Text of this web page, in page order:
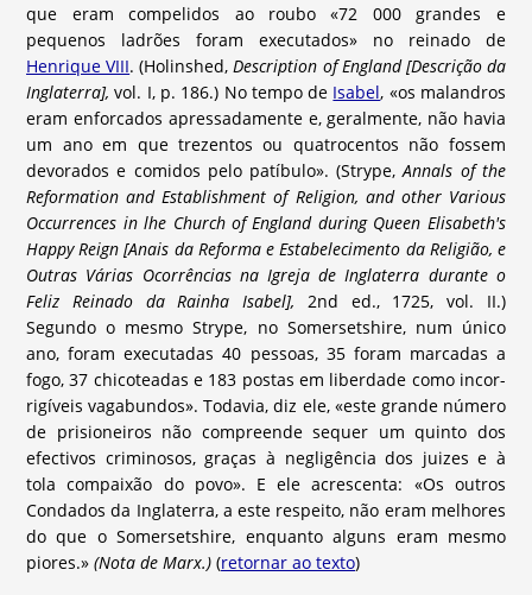
que eram compelidos ao roubo «72 000 grandes e
pequenos ladrões foram executados» no reinado de
Henrique VIII. (Holinshed,Description of England [Descrição da
Inglaterra],vol. I, p. 186.) No tempo de Isabel, «os malandros
eram enforcados apressadamente e, geralmente, não havia
um ano em que trezentos ou quatrocentos não fossem
devorados e comidos pelo patíbulo». (Strype,Annals of the
Reformation and Establishment of Religion, and other Various
Occurrences inlhe Church of England during Queen Elisabeth's
Happy Reign [Anais da Reforma e Estabelecimento da Religião, e
Outras Várias Ocorrências na Igreja de Inglaterra durante o
Feliz Reinado da Rainha Isabel], 2nd ed., 1725, vol. II.)
Segundo o mesmo Strype, no Somersetshire, num único
ano, foram executadas 40 pessoas, 35 foram marcadas a
fogo, 37 chicoteadas e 183 postas em liberdade como incor-
rigíveis vagabundos». Todavia, diz ele, «este grande número
de prisioneiros não compreende sequer um quinto dos
efectivos criminosos, graças à negligência dos juizes e à
tola compaixão do povo». E ele acrescenta: «Os outros
Condados da Inglaterra, a este respeito, não eram melhores
do que o Somersetshire, enquanto alguns eram mesmo
piores.»(Nota de Marx.) (retornar ao texto)